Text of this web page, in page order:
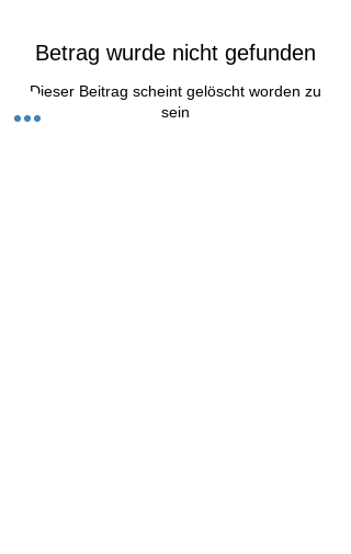
Betrag wurde nicht gefunden
Dieser Beitrag scheint gelöscht worden zu
sein